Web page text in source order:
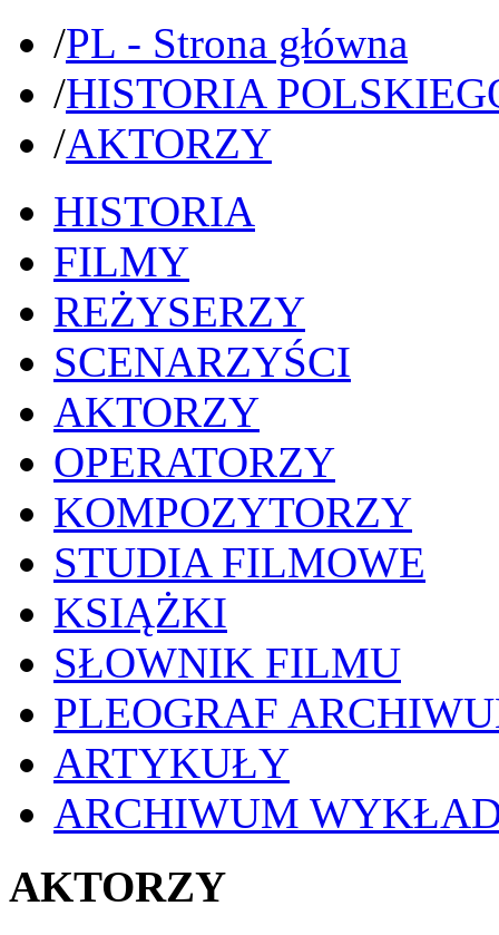
/PL - Strona główna
/HISTORIA
/AKTORZY
HISTORIA
FILMY
REŻYSERZY
SCENARZYŚCI
AKTORZY
OPERATORZY
KOMPOZYTORZY
STUDIA FILMOWE
KSIĄŻKI
SŁOWNIK FILMU
PLEOGRAF
ARTYKUŁY
ARCHIWUM
AKTORZY